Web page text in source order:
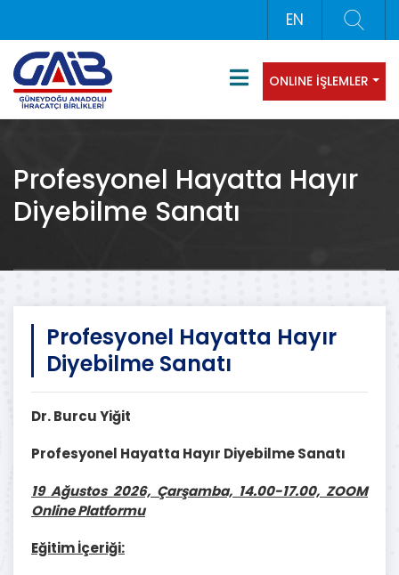
EN
ONLINE İŞLEMLER
Profesyonel Hayatta Hayır
Diyebilme Sanatı
Profesyonel Hayatta Hayır
Diyebilme Sanatı
Dr. Burcu Yiğit
Profesyonel Hayatta Hayır Diyebilme Sanatı
19 Ağustos 2026, Çarşamba, 14.00-17.00, ZOOM
Online Platformu
Eğitim İçeriği: